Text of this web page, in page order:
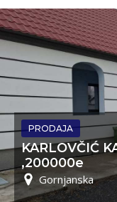
PRODAJA
KARLOVČIĆ
,200000e
Gornjanska